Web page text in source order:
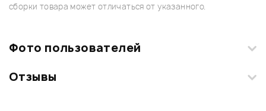
сборки товара может отличаться от указанного.
Фото пользователей
Загрузите свои фотографии купленного товара и получите
Отзывы